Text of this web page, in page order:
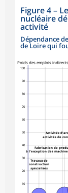
Figure 4–
nucléaire
activité
Dépendance
de Loire qui
10
20
30
40
50
60
70
80
90
100
Poids des emplois
Activités
activités de
Fabrication de
à l'exception des
Travaux de
construction
spécialisés